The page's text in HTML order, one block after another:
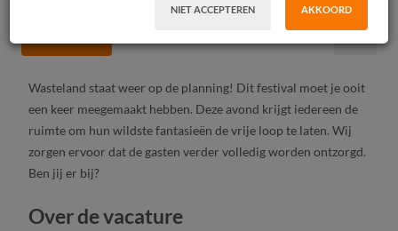
Wasteland staat weer op de planning! Dit festival moet je ooit
een keer meegemaakt hebben. Deze avond krijgt iedereen de
ruimte om hun wildste fantasieën de vrije loop te laten. Wij
zorgen ervoor dat de gasten verder volledig worden ontzorgd.
Ben jij er bij?
Over de vacature
NIET ACCEPTEREN AKKOORD